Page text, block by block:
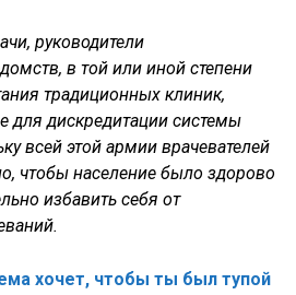
руководители
в той или иной степени
традиционных клиник,
для дискредитации системы
всей этой армии врачевателей
чтобы население было здорово
избавить себя от
хочет, чтобы ты был тупой